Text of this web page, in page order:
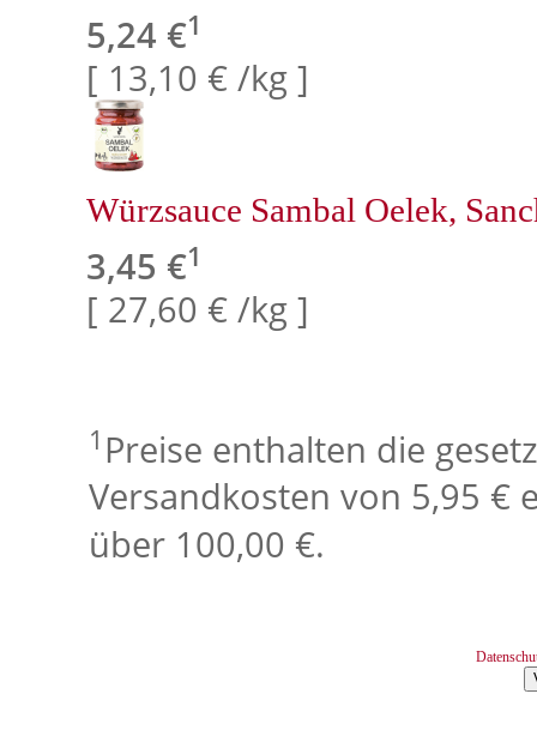
5,24 €1
[ 13,10 € /kg ]
Würzsauce Sambal Oelek,
3,45 €1
[ 27,60 € /kg ]
1 Preise enthalten die
Versandkosten von 5,95 €
über 100,00 €.